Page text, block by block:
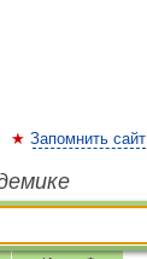
Запомнить сайт